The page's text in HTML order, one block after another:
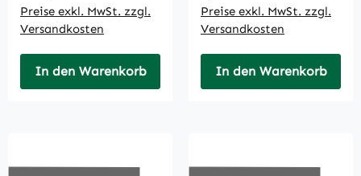
Preise exkl. MwSt. zzgl.
Versandkosten
In den Warenkorb
Preise exkl. MwSt. zzgl.
Versandkosten
In den Warenkorb